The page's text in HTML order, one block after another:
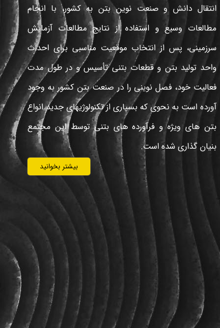
بتن های ویژه و فرآورده های بتنی توسط این مجتمع
بنیان گذاری شده است.
بیشتر بخوانید